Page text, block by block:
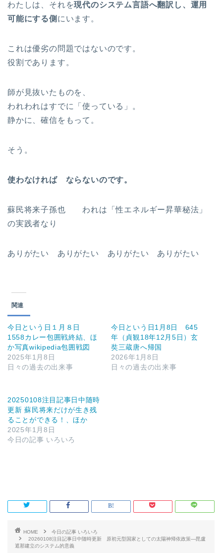
わたしは、それを現代のシステム言語へ翻訳し、運用
可能にする側 にいます。
これは優劣の問題ではないのです。
役割であります。
師が見抜いたものを、
われわれはすでに「使っている」。
静かに、確信をもって。
そう。
使わなければ ならないのです。
蘇民将来子孫也 われは「性エネルギー昇華秘法」
の実践者なり
ありがたい ありがたい ありがたい ありがたい
関連
今日という日１月８日
1558カレー包囲戦終結、ほ
か写真wikipedia包囲戦図
2025年1月8日
日々の過去の出来事
今日という日1月8日 645
年（貞観18年12月5日）玄
奘三蔵唐へ帰国
2026年1月8日
日々の過去の出来事
20250108注目記事日中随時
更新 蘇民将来だけが生き残
ることができる！、ほか
2025年1月8日
今日の記事 いろいろ
HOME
今日の記事 いろいろ
20260108注目記事日中随時更新 原初元型国家としての太陽神帰依政策—毘盧
遮那建立のシステム的意義